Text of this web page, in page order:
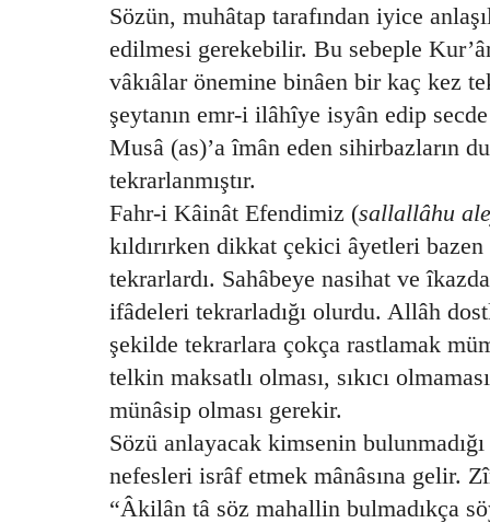
Sözün, muhâtap tarafından iyice
edilmesi gerekebilir. Bu sebeple
vâkıâlar önemine binâen bir kaç kez
şeytanın emr-i ilâhîye isyân edip
Musâ (as)’a îmân eden sihirbazların
tekrarlanmıştır.
Fahr-i Kâinât Efendimiz (sallallâhu
kıldırırken dikkat çekici âyetleri
tekrarlardı. Sahâbeye nasihat ve
ifâdeleri tekrarladığı olurdu. Allâh
şekilde tekrarlara çokça rastlamak
telkin maksatlı olması, sıkıcı
münâsip olması gerekir.
Sözü anlayacak kimsenin
nefesleri isrâf etmek mânâsına gelir.
“Âkilân tâ söz mahallin bulmadıkça